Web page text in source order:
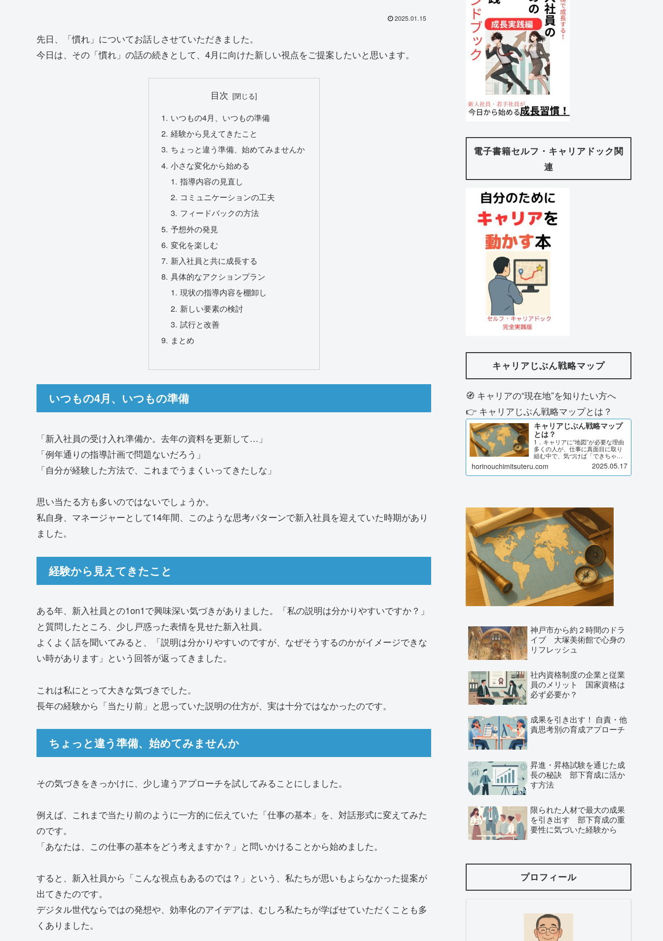
2025.01.15
先日、「慣れ」についてお話しさせていただきました。
今日は、その「慣れ」の話の続きとして、4月に向けた新しい視点をご提案したいと思います。
目次
いつもの4月、いつもの準備
経験から見えてきたこと
ちょっと違う準備、始めてみませんか
小さな変化から始める
指導内容の見直し
コミュニケーションの工夫
フィードバックの方法
予想外の発見
変化を楽しむ
新入社員と共に成長する
具体的なアクションプラン
現状の指導内容を棚卸し
新しい要素の検討
試行と改善
まとめ
いつもの4月、いつもの準備
「新入社員の受け入れ準備か。去年の資料を更新して…」
「例年通りの指導計画で問題ないだろう」
「自分が経験した方法で、これまでうまくいってきたしな」
思い当たる方も多いのではないでしょうか。
私自身、マネージャーとして14年間、このような思考パターンで新入社員を迎えていた時期があり
ました。
経験から見えてきたこと
ある年、新入社員との1on1で興味深い気づきがありました。「私の説明は分かりやすいですか？」
と質問したところ、少し戸惑った表情を見せた新入社員。
よくよく話を聞いてみると、「説明は分かりやすいのですが、なぜそうするのかがイメージできな
い時があります」という回答が返ってきました。
これは私にとって大きな気づきでした。
長年の経験から「当たり前」と思っていた説明の仕方が、実は十分ではなかったのです。
ちょっと違う準備、始めてみませんか
その気づきをきっかけに、少し違うアプローチを試してみることにしました。
例えば、これまで当たり前のように一方的に伝えていた「仕事の基本」を、対話形式に変えてみた
のです。
「あなたは、この仕事の基本をどう考えますか？」と問いかけることから始めました。
すると、新入社員から「こんな視点もあるのでは？」という、私たちが思いもよらなかった提案が
出てきたのです。
デジタル世代ならではの発想や、効率化のアイデアは、むしろ私たちが学ばせていただくことも多
くありました。
電子書籍セルフ・キャリアドック関
連
キャリアじぶん戦略マップ
🧭 キャリアの“現在地”を知りたい方へ
👉 キャリアじぶん戦略マップとは？
キャリアじぶん戦略マップ
とは？
1．キャリアに“地図”が必要な理由
多くの人が、仕事に真面目に取り
組む中で、気づけば「できちゃっ
たキャリア」になっていません
か？与えられた役割に応え続けて
いたら、今のポジションにいた評
horinouchimitsuteru.com 2025.05.17
神戸市から約２時間のドラ
イブ 大塚美術館で心身の
リフレッシュ
社内資格制度の企業と従業
員のメリット 国家資格は
必ず必要か？
成果を引き出す！ 自責・他
責思考別の育成アプローチ
昇進・昇格試験を通じた成
長の秘訣 部下育成に活か
す方法
限られた人材で最大の成果
を引き出す 部下育成の重
要性に気づいた経験から
プロフィール